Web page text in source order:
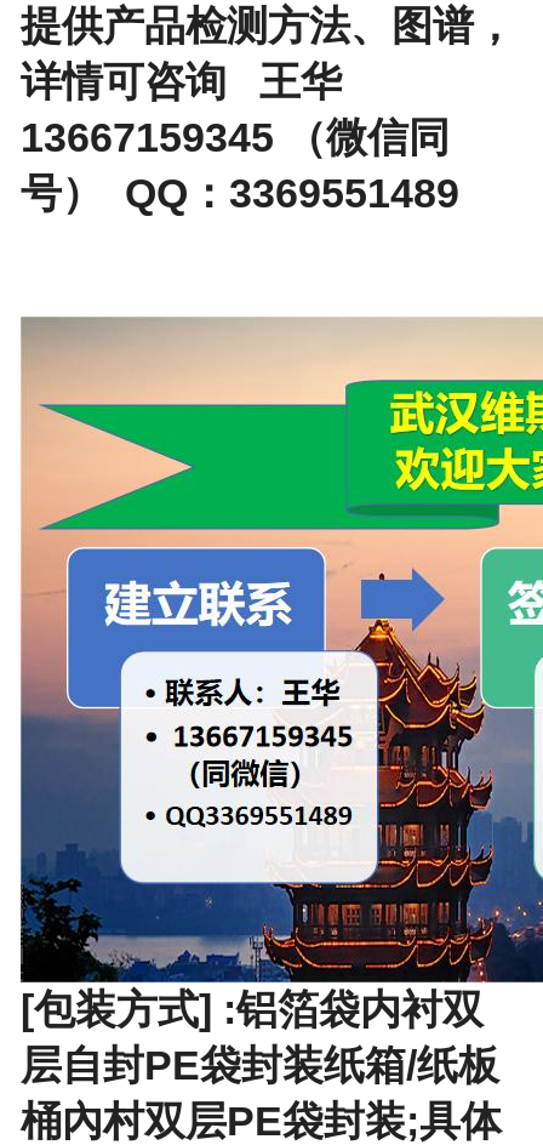
提供产品检测方法、图谱，
详情可咨询 王华
13667159345 （微信同
号） QQ：3369551489
[包装方式] :铝箔袋内衬双
层自封PE袋封装纸箱/纸板
桶內村双层PE袋封装;具体